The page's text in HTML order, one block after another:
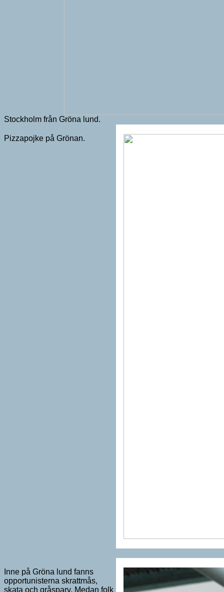
Stockholm från Gröna lund.
Pizzapojke på Grönan.
Inne på Gröna lund fanns
opportunisterna skrattmås,
skata och gråsparv. Medan folk